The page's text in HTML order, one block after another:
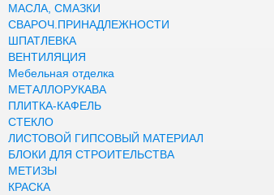
МАСЛА, СМАЗКИ
СВАРОЧ.ПРИНАДЛЕЖНОСТИ
ШПАТЛЕВКА
ВЕНТИЛЯЦИЯ
Мебельная отделка
МЕТАЛЛОРУКАВА
ПЛИТКА-КАФЕЛЬ
СТЕКЛО
ЛИСТОВОЙ ГИПСОВЫЙ МАТЕРИАЛ
БЛОКИ ДЛЯ СТРОИТЕЛЬСТВА
МЕТИЗЫ
КРАСКА